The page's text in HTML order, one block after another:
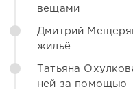
вещами
Дмитрий
жильё
Татьяна
ней за помощью